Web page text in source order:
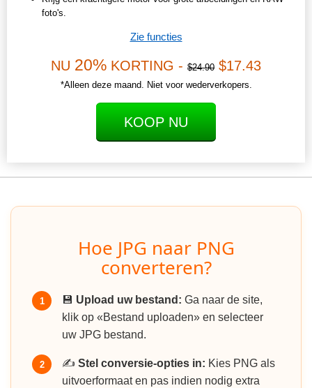
foto's.
Zie functies
NU 20% KORTING - $24.90 $17.43
*Alleen deze maand. Niet voor wederverkopers.
KOOP NU
Hoe JPG naar PNG
converteren?
1 💾 Upload uw bestand: Ga naar de site,
klik op «Bestand uploaden» en selecteer
uw JPG bestand.
2 ✍️ Stel conversie-opties in: Kies PNG als
uitvoerformaat en pas indien nodig extra